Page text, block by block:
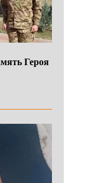
Героя